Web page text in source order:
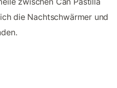
die Nachtschwärmer und